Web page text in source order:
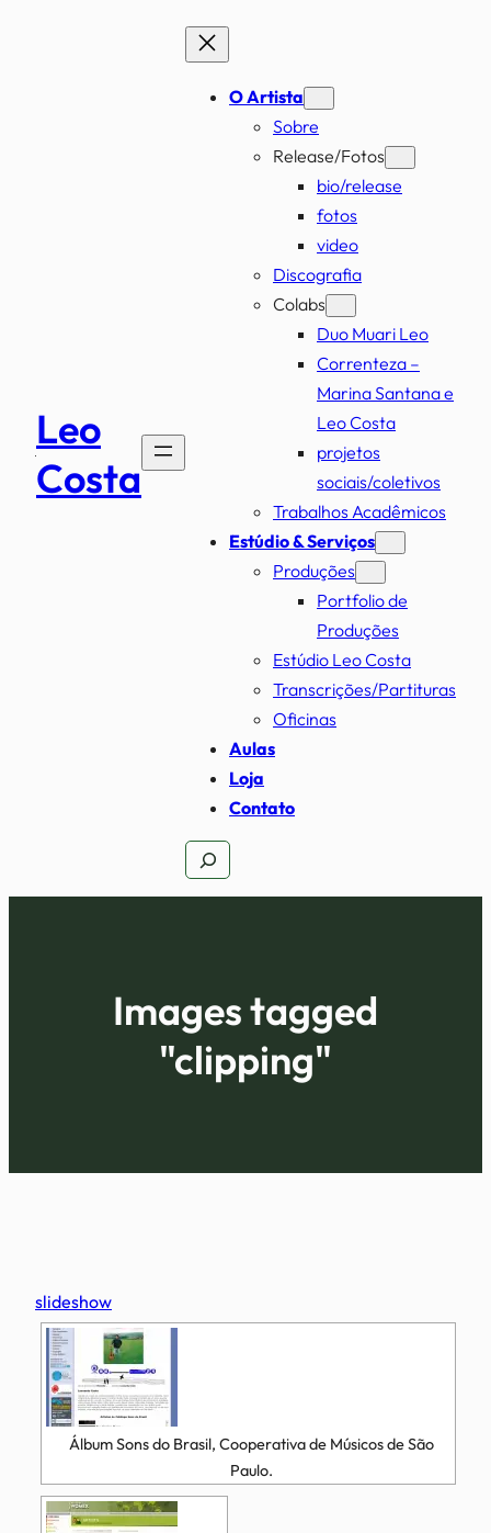
Leo
Costa
O Artista
Sobre
Release/Fotos
bio/release
fotos
video
Discografia
Colabs
Duo Muari Leo
Correnteza –
Marina Santana e
Leo Costa
projetos
sociais/coletivos
Trabalhos Acadêmicos
Estúdio & Serviços
Produções
Portfolio de
Produções
Estúdio Leo Costa
Transcrições/Partituras
Oficinas
Aulas
Loja
Contato
Pesquisar
Images tagged
"clipping"
slideshow
Álbum Sons do Brasil, Cooperativa de Músicos de São
Paulo.